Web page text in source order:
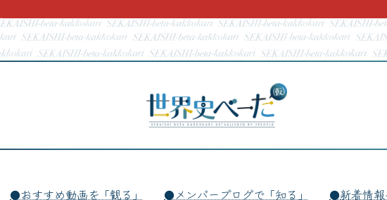
おすすめ動画を「観る」 メンバーブログで「知る」 新着情